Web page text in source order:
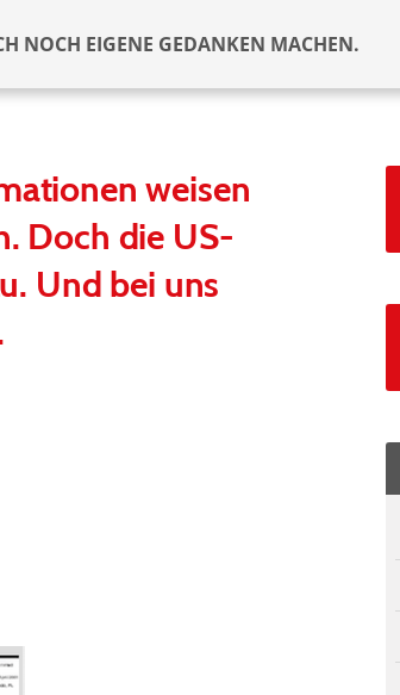
NOCH EIGENE GEDANKEN MACHEN.
weisen
Doch die US-
Und bei uns